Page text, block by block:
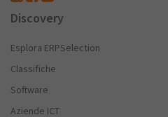
Discovery
Esplora ERPSelection
Classifiche
Software
Aziende ICT